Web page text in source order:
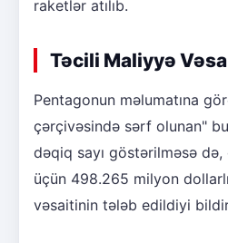
raketlər atılıb.
Təcili Maliyyə
Pentagonun məlumatına
çərçivəsində sərf olunan"
dəqiq sayı göstərilməsə də,
üçün 498.265 milyon
vəsaitinin tələb edildiyi